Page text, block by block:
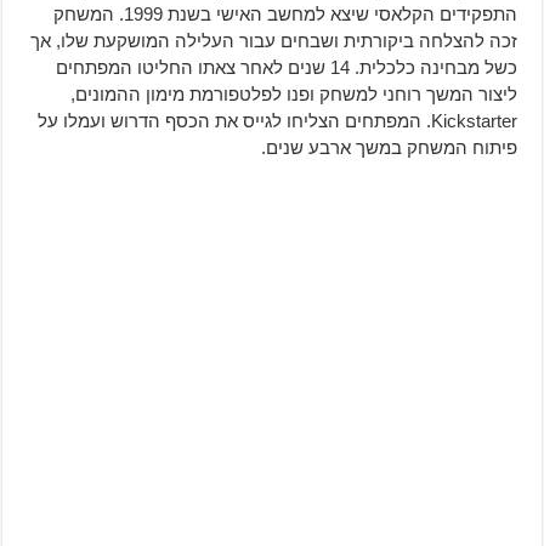
התפקידים הקלאסי שיצא למחשב האישי בשנת 1999. המשחק
זכה להצלחה ביקורתית ושבחים עבור העלילה המושקעת שלו, אך
כשל מבחינה כלכלית. 14 שנים לאחר צאתו החליטו המפתחים
ליצור המשך רוחני למשחק ופנו לפלטפורמת מימון ההמונים,
Kickstarter. המפתחים הצליחו לגייס את הכסף הדרוש ועמלו על
פיתוח המשחק במשך ארבע שנים.